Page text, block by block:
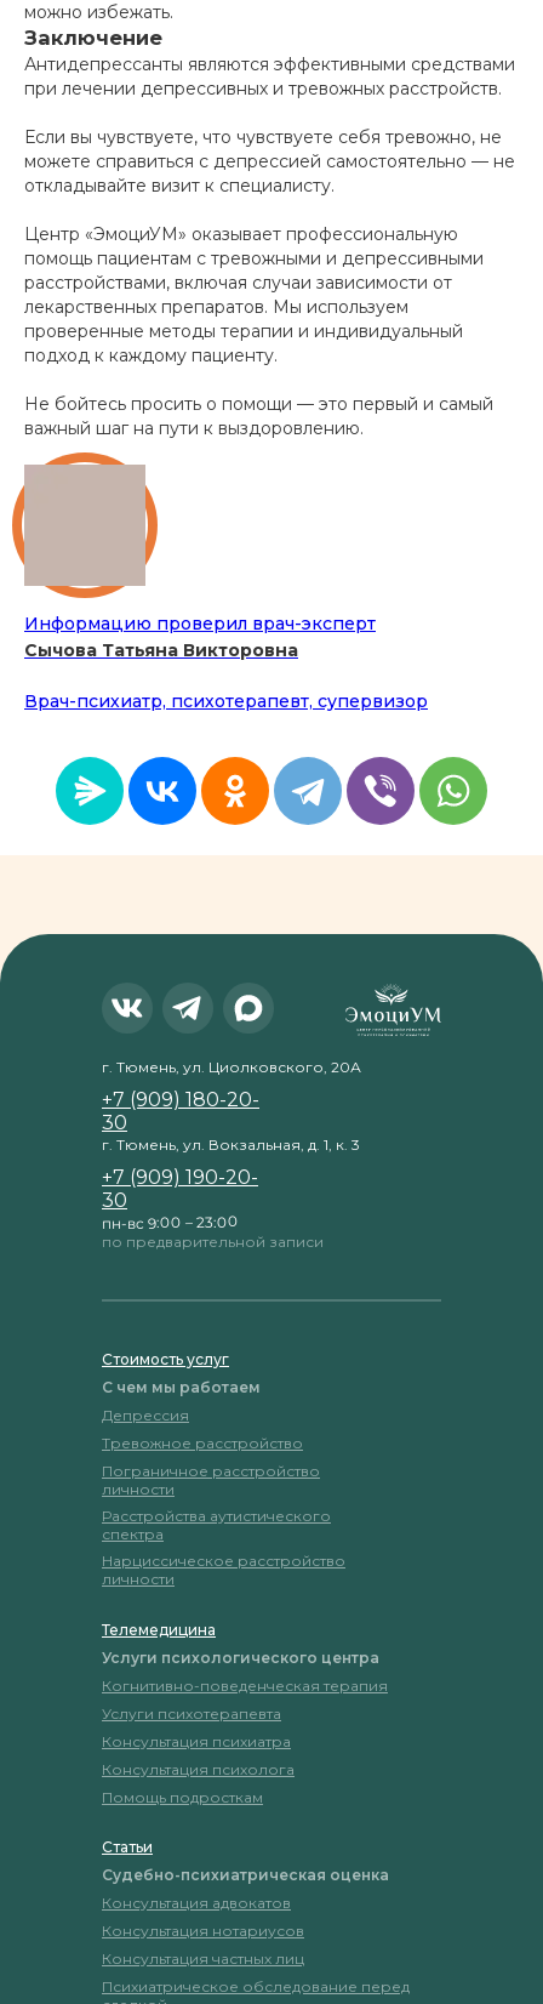
можно избежать.
Заключение
Антидепрессанты являются эффективными средствами
при лечении депрессивных и тревожных расстройств.
Если вы чувствуете, что чувствуете себя тревожно, не
можете справиться с депрессией самостоятельно — не
откладывайте визит к специалисту.
Центр «ЭмоциУМ» оказывает профессиональную
помощь пациентам с тревожными и депрессивными
расстройствами, включая случаи зависимости от
лекарственных препаратов. Мы используем
проверенные методы терапии и индивидуальный
подход к каждому пациенту.
Не бойтесь просить о помощи — это первый и самый
важный шаг на пути к выздоровлению.
Информацию проверил врач-эксперт
Сычова Татьяна Викторовна
Врач-психиатр, психотерапевт, супервизор
г. Тюмень, ул. Циолковского, 20А
+7 (909) 180-20-
30
пн-вс 9:00 – 23:00
по предварительной записи
+7 (909) 190-20-
30
г. Тюмень, ул. Вокзальная, д. 1, к. 3
Статьи
Судебно-психиатрическая оценка
Консультация адвокатов
Консультация нотариусов
Консультация частных лиц
Психиатрическое обследование перед
Стоимость услуг
С чем мы работаем
Депрессия
Тревожное расстройство
Пограничное расстройство
личности
Расстройства аутистического
спектра
Нарциссическое расстройство
личности
Телемедицина
Услуги психологического центра
Когнитивно-поведенческая терапия
Услуги психотерапевта
Консультация психиатра
Консультация психолога
Помощь подросткам